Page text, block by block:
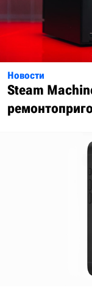
Новости
Steam